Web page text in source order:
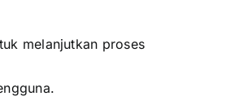
melanjutkan proses